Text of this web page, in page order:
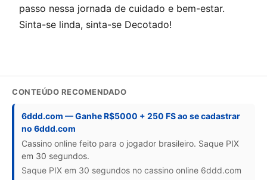
passo nessa jornada de cuidado e bem-estar.
Sinta-se linda, sinta-se Decotado!
CONTEÚDO RECOMENDADO
6ddd.com — Ganhe R$5000 + 250 FS ao se cadastrar
no 6ddd.com
Cassino online feito para o jogador brasileiro. Saque PIX
em 30 segundos.
Saque PIX em 30 segundos no cassino online 6ddd.com